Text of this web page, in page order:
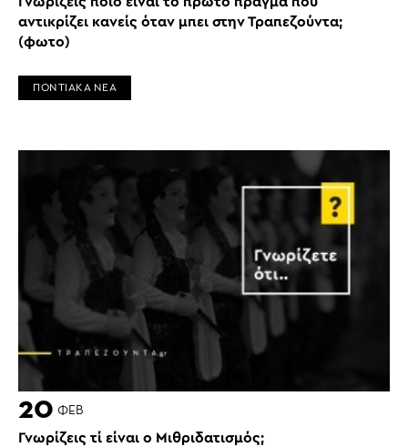
αντικρίζει κανείς όταν μπει στην Τραπεζούντα;
(φωτο)
ΠΟΝΤΙΑΚΑ ΝΕΑ
20 ΦΕΒ
Γνωρίζεις τί είναι ο Μιθριδατισμός;